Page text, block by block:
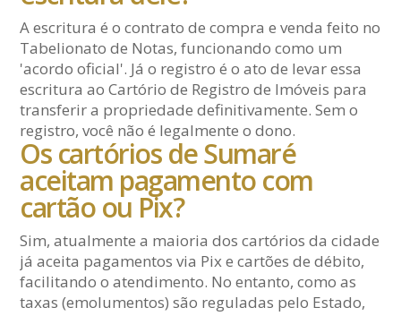
A escritura é o contrato de compra e venda feito no
Tabelionato de Notas, funcionando como um
'acordo oficial'. Já o registro é o ato de levar essa
escritura ao Cartório de Registro de Imóveis para
transferir a propriedade definitivamente. Sem o
registro, você não é legalmente o dono.
Os cartórios de Sumaré
aceitam pagamento com
cartão ou Pix?
Sim, atualmente a maioria dos cartórios da cidade
já aceita pagamentos via Pix e cartões de débito,
facilitando o atendimento. No entanto, como as
taxas (emolumentos) são reguladas pelo Estado,